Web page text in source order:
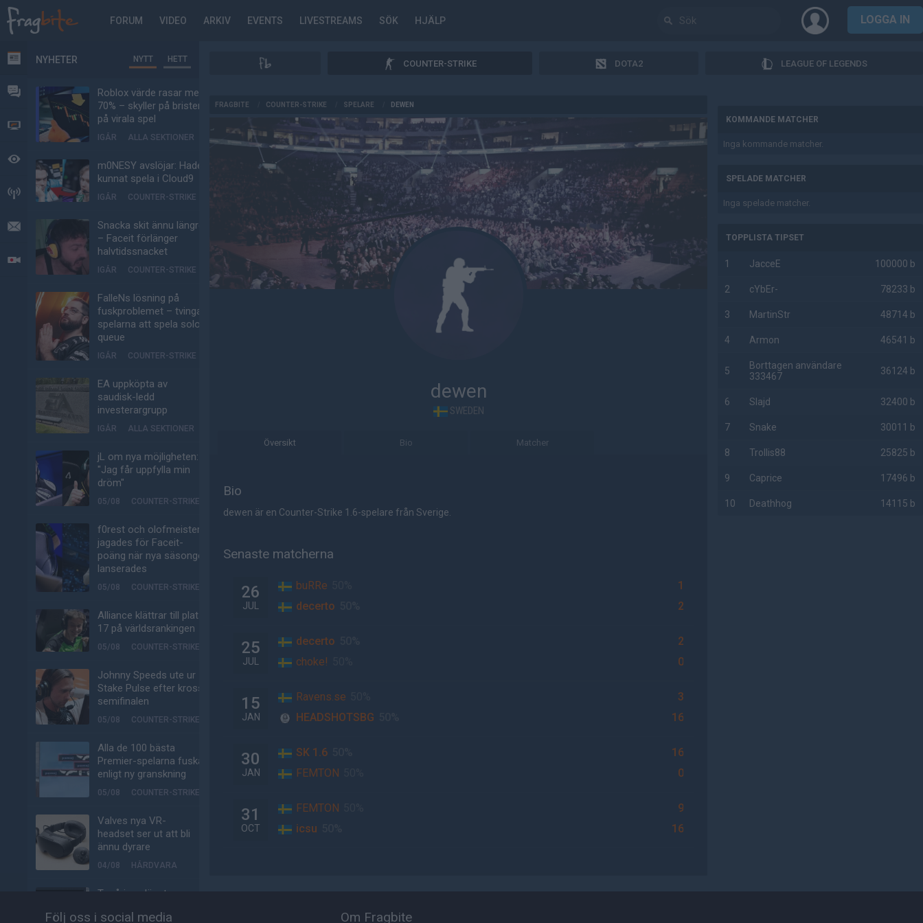
FORUM VIDEO ARKIV EVENTS LIVESTREAMS SÖK HJÄLP LOGGA IN
NYHETER
FORUM
VIDEO
BEVAKAT
HÄNDELSER
MEDDELANDEN
LIVESÄNDNINGAR
NYHETER NYTT HETT
Roblox värde rasar med
70% – skyller på bristen
på virala spel
IGÅR ALLA SEKTIONER
m0NESY avslöjar: Hade
kunnat spela i Cloud9
IGÅR COUNTER-STRIKE
Snacka skit ännu längre
– Faceit förlänger
halvtidssnacket
IGÅR COUNTER-STRIKE
FalleNs lösning på
fuskproblemet – tvinga
spelarna att spela solo-
queue
IGÅR COUNTER-STRIKE
EA uppköpta av
saudisk-ledd
investerargrupp
IGÅR ALLA SEKTIONER
jL om nya möjligheten:
"Jag får uppfylla min
dröm"
05/08 COUNTER-STRIKE
f0rest och olofmeister
jagades för Faceit-
poäng när nya säsongen
lanserades
05/08 COUNTER-STRIKE
Alliance klättrar till plats
17 på världsrankingen
05/08 COUNTER-STRIKE
Johnny Speeds ute ur
Stake Pulse efter kross i
semifinalen
05/08 COUNTER-STRIKE
Alla de 100 bästa
Premier-spelarna fuskar
enligt ny granskning
05/08 COUNTER-STRIKE
Valves nya VR-
headset ser ut att bli
ännu dyrare
04/08 HÅRDVARA
Tonåring släppte
tjänade miljoner
COUNTER-STRIKE DOTA2 LEAGUE OF LEGENDS
FRAGBITE COUNTER-STRIKE SPELARE DEWEN
dewen
SWEDEN
Översikt Bio Matcher
Bio
dewen är en Counter-Strike 1.6-spelare från Sverige.
Senaste matcherna
26
JUL
buRRe
1
decerto
2
25
JUL
decerto
2
choke!
0
15
JAN
Ravens.se
3
HEADSHOTSBG
16
30
JAN
SK 1.6
16
FEMTON
0
31
OCT
FEMTON
9
icsu
16
KOMMANDE MATCHER
Inga kommande matcher.
SPELADE MATCHER
Inga spelade matcher.
TOPPLISTA TIPSET
1 JacceE 100000 b
2 cYbEr- 78233 b
3 MartinStr 48714 b
4 Armon 46541 b
5
Borttagen användare
333467
36124 b
6 Slajd 32400 b
7 Snake 30011 b
8 Trollis88 25825 b
9 Caprice 17496 b
10 Deathhog 14115 b
Följ oss i social media Om Fragbite